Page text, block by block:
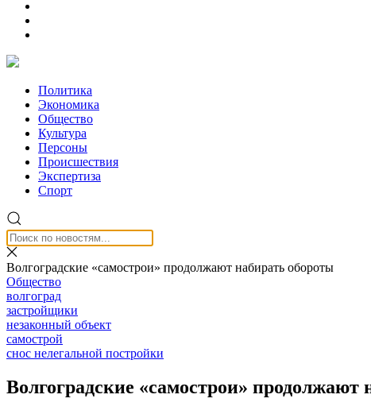
Политика
Экономика
Общество
Культура
Персоны
Происшествия
Экспертиза
Спорт
Волгоградские «самострои» продолжают набирать обороты
Общество
волгоград
застройщики
незаконный объект
самострой
снос нелегальной постройки
Волгоградские «самострои» продолжают